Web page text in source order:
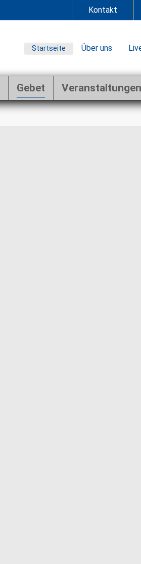
Kontakt
Startseite Über uns
Gebet Veranstaltungen